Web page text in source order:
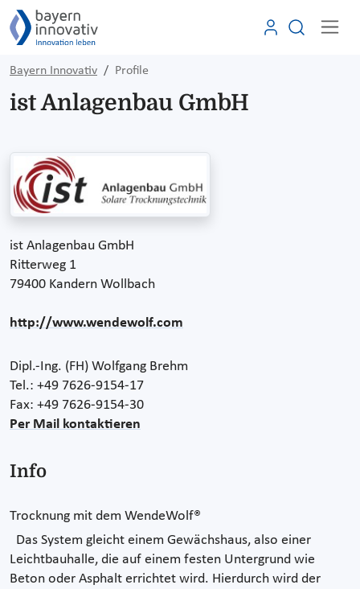
Bayern Innovativ Profile
ist Anlagenbau GmbH
ist Anlagenbau GmbH
Ritterweg 1
79400 Kandern Wollbach
http://www.wendewolf.com
Dipl.-Ing. (FH) Wolfgang Brehm
Tel.: +49 7626-9154-17
Fax: +49 7626-9154-30
Per Mail kontaktieren
Info
Trocknung mit dem WendeWolf®
Das System gleicht einem Gewächshaus, also einer
Leichtbauhalle, die auf einem festen Untergrund wie
Beton oder Asphalt errichtet wird. Hierdurch wird der